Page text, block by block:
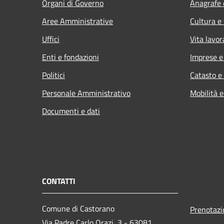
Organi di Governo
Aree Amministrative
Uffici
Enti e fondazioni
Politici
Personale Amministrativo
Documenti e dati
Cultura
Vita
Imprese
Catasto
Mobilità
CONTATTI
Comune di Castorano